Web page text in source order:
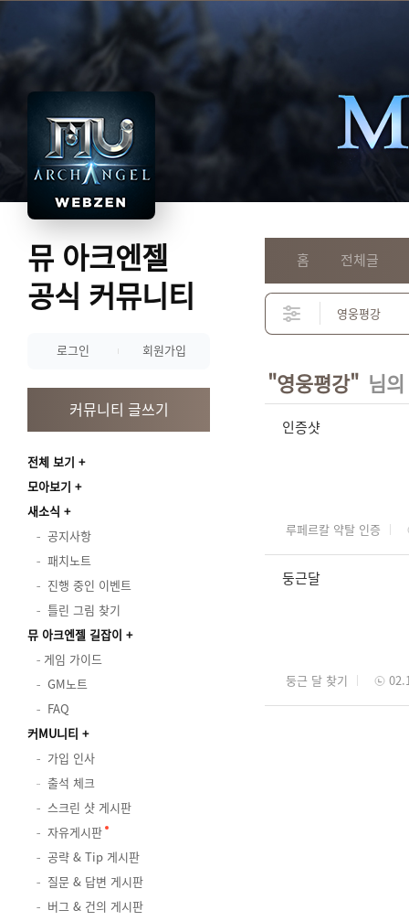
뮤 아크엔젤
공식 커뮤니티
로그인 회원가입
커뮤니티 글쓰기
전체 보기
모아보기
새소식
공지사항
패치노트
진행 중인 이벤트
틀린 그림 찾기
뮤 아크엔젤 길잡이
게임 가이드
GM노트
FAQ
커MU니티
가입 인사
출석 체크
스크린 샷 게시판
자유게시판
공략 & Tip 게시판
질문 & 답변 게시판
버그 & 건의 게시판
홈 전체글
"영웅평강" 님
인증샷
루페르칼 약탈 인증
둥근달
둥근 달 찾기